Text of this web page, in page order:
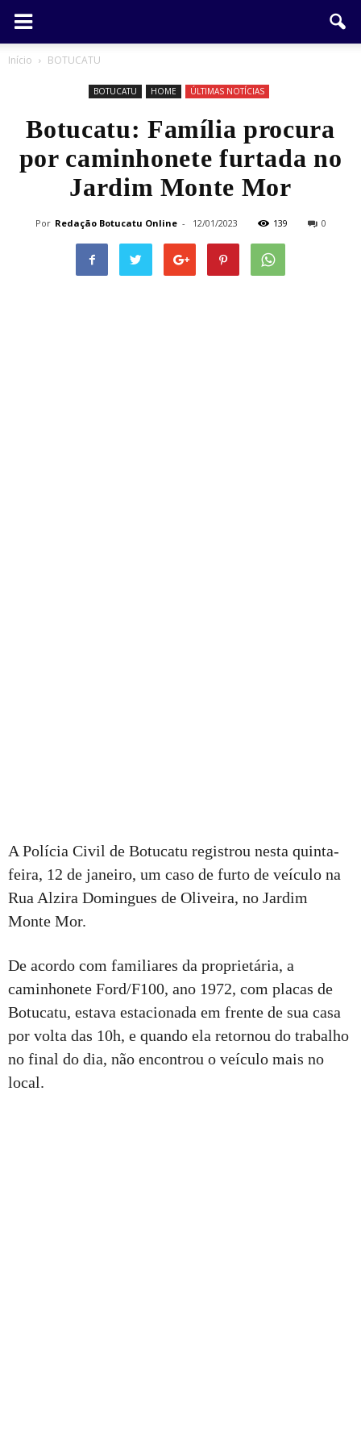
Início BOTUCATU
BOTUCATU HOME ÚLTIMAS NOTÍCIAS
Botucatu: Família procura
por caminhonete furtada no
Jardim Monte Mor
Por Redação Botucatu Online - 12/01/2023 139 0
A Polícia Civil de Botucatu registrou nesta quinta-
feira, 12 de janeiro, um caso de furto de veículo na
Rua Alzira Domingues de Oliveira, no Jardim
Monte Mor.
De acordo com familiares da proprietária, a
caminhonete Ford/F100, ano 1972, com placas de
Botucatu, estava estacionada em frente de sua casa
por volta das 10h, e quando ela retornou do trabalho
no final do dia, não encontrou o veículo mais no
local.